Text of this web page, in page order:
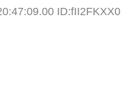
ID:fII2FKXX0